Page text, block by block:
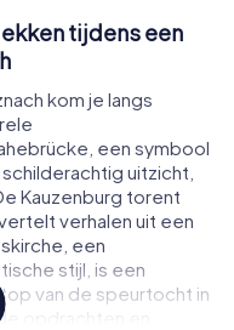
tijdens een
kom je langs
een symbool
uitzicht,
Kauzenburg torent
verhalen uit een
een
stijl, is een
van de speurtocht in
opdrachten en